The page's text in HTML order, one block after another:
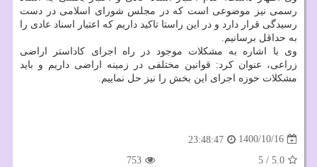
رسمی نیز موضوعی است که در مجلس شورای اسلامی در دست
رسیدگی قرار دارد و در این راستا تاکید داریم که اعتبار اسناد عادی را
به حداقل برسانیم.
وی با اشاره به مشکلات موجود در راه اجرای کاداستر اراضی
زراعی، عنوان کرد: قوانین مختلفی در زمینه اراضی داریم و باید
مشکلات حوزه اجرای این بخش را نیز حل نماییم.
1400/10/16
23:48:47
5.0
/
5
753